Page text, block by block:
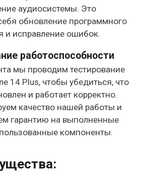
аудиосистемы. Это
обновление программного
и исправление ошибок.
работоспособности
мы проводим тестирование
14 Plus, чтобы убедиться, что
и работает корректно.
качество нашей работы и
гарантию на выполненные
компоненты.